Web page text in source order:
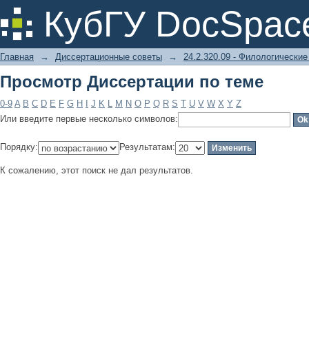
КубГУ
Просмотр Диссертации по теме
Главная → Диссертационные советы → 24.2.320.09 - Филологические
Просмотр Диссертации по теме
0-9 A B C D E F G H J K L M N O P Q R S T U V W X Y Z
Или введите первые несколько символов:
Порядку: Результатам:
К сожалению, этот поиск не дал результатов.